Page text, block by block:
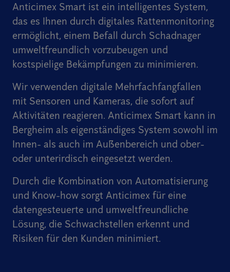
Anticimex Smart ist ein intelligentes System,
das es Ihnen durch digitales Rattenmonitoring
ermöglicht, einem Befall durch Schadnager
umweltfreundlich vorzubeugen und
kostspielige Bekämpfungen zu minimieren.
Wir verwenden digitale Mehrfachfangfallen
mit Sensoren und Kameras, die sofort auf
Aktivitäten reagieren. Anticimex Smart kann in
Bergheim als eigenständiges System sowohl im
Innen- als auch im Außenbereich und ober-
oder unterirdisch eingesetzt werden.
Durch die Kombination von Automatisierung
und Know-how sorgt Anticimex für eine
datengesteuerte und umweltfreundliche
Lösung, die Schwachstellen erkennt und
Risiken für den Kunden minimiert.